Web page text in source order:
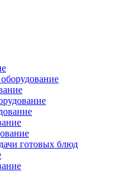
готовых блюд